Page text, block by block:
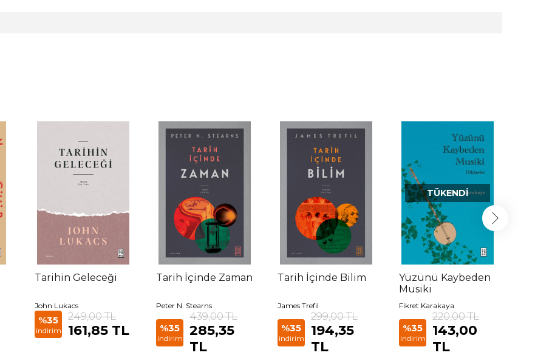
Tarihin Geleceği
John Lukacs
%35
indirim
249,00 TL
161,85 TL
Tarih İçinde Zaman
Peter N. Stearns
%35
indirim
439,00 TL
285,35
TL
Tarih İçinde Bilim
James Trefil
%35
indirim
299,00 TL
194,35
TL
TÜKENDI
Yüzünü Kaybeden
Musiki
Fikret Karakaya
%35
indirim
220,00 TL
143,00
TL